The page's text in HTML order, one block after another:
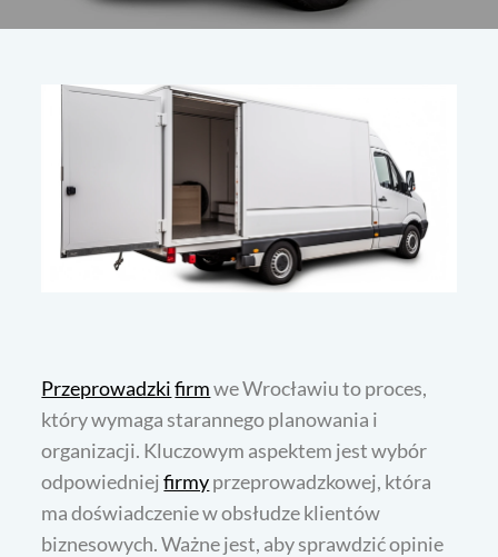
Przeprowadzki firmwe Wrocławiu to proces,
który wymaga starannego planowania i
organizacji. Kluczowym aspektem jest wybór
odpowiedniejfirmyprzeprowadzkowej, która
ma doświadczenie w obsłudze klientów
biznesowych. Ważne jest, aby sprawdzić opinie